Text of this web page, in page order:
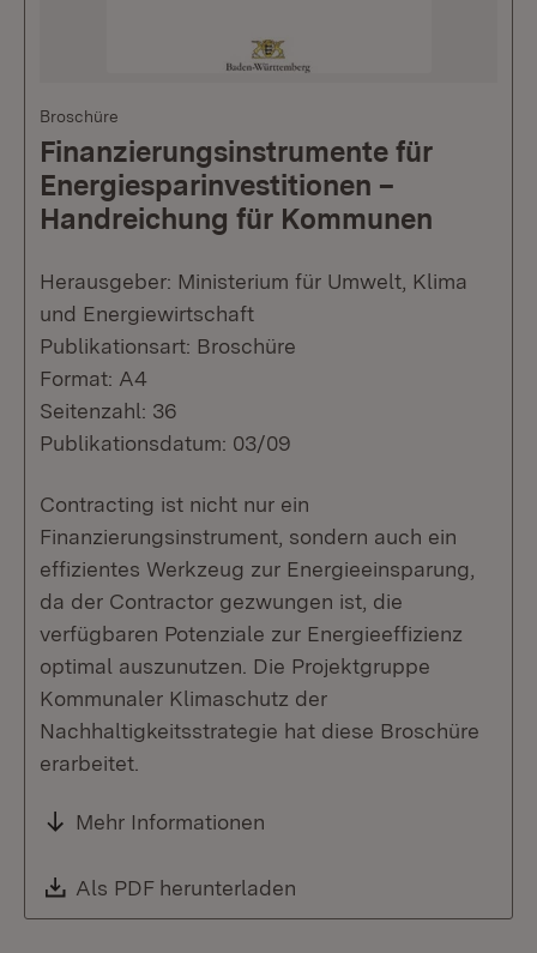
Broschüre
Finanzierungsinstrumente für
Energiesparinvestitionen –
Handreichung für Kommunen
Herausgeber: Ministerium für Umwelt, Klima
und Energiewirtschaft
Publikationsart: Broschüre
Format: A4
Seitenzahl: 36
Publikationsdatum: 03/09
Contracting ist nicht nur ein
Finanzierungsinstrument, sondern auch ein
effizientes Werkzeug zur Energieeinsparung,
da der Contractor gezwungen ist, die
verfügbaren Potenziale zur Energieeffizienz
optimal auszunutzen. Die Projektgruppe
Kommunaler Klimaschutz der
Nachhaltigkeitsstrategie hat diese Broschüre
erarbeitet.
Mehr Informationen
Download:
Als PDF herunterladen